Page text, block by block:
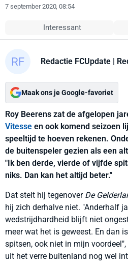
7 september 2020, 08:54
Interessant
Redactie FCUpdate |
Maak ons je Google-favoriet
Roy Beerens zat de afgelopen
Vitesse en ook komend seizoen
speeltijd te hoeven rekenen.
de buitenspeler gezien als een
"Ik ben derde, vierde of vijfde
niks. Dan kan het altijd beter."
Dat stelt hij tegenover De
hij zich derhalve niet. "Anderhalf
wedstrijdhardheid blijft niet
meer wat het is geweest. En dan
spitsen, ook niet in mijn
uit het verre buitenland nog wel